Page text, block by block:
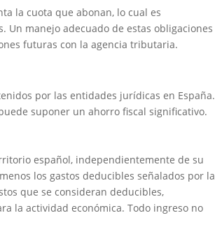
la cuota que abonan, lo cual es
manejo adecuado de estas obligaciones
futuras con la agencia tributaria.
por las entidades jurídicas en España.
suponer un ahorro fiscal significativo.
español, independientemente de su
los gastos deducibles señalados por la
que se consideran deducibles,
la actividad económica. Todo ingreso no